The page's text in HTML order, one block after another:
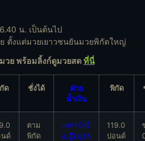
น. เป็นต้นไป
ตั้งแต่มวยเยาวชนยันมวยพิกัดใหญ่
วย พร้อมลิ้งก์ดูมวยสดที่นี่
ด ชั่งได้
ฝ่าย
น้ำเงิน
พิกัด
ด์
ตาม
พิกัด
เพชรมั่งมี
อ.อู๊ดอุดร
119.0
ปอนด์